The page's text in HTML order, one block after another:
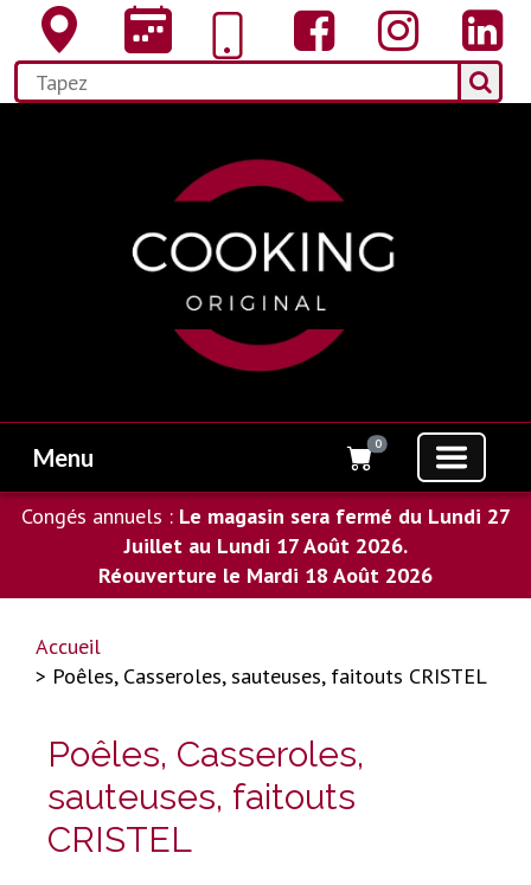
Menu 0
Congés annuels : Le magasin sera fermé du Lundi 27
Juillet au Lundi 17 Août 2026.
Réouverture le Mardi 18 Août 2026
Accueil
> Poêles, Casseroles, sauteuses, faitouts CRISTEL
Poêles, Casseroles,
sauteuses, faitouts
CRISTEL